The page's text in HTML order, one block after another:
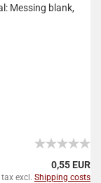
Messing blank,
0,55 EUR
excl. Shipping costs